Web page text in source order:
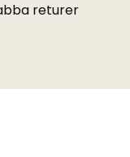
returer